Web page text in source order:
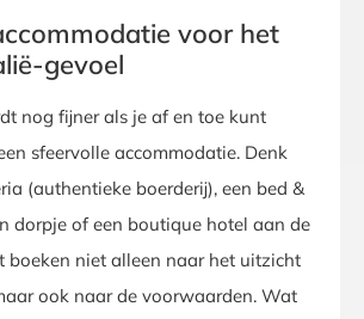
voor het
gevoel
nog fijner als je af en toe kunt
sfeervolle accommodatie. Denk
(authentieke boerderij), een bed &
dorpje of een boutique hotel aan de
boeken niet alleen naar het uitzicht
ook naar de voorwaarden. Wat